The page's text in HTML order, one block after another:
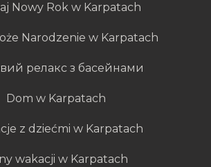
Nowy Rok w Karpatach
Narodzenie w Karpatach
релакс з басейнами
Dom w Karpatach
z dziećmi w Karpatach
wakacji w Karpatach